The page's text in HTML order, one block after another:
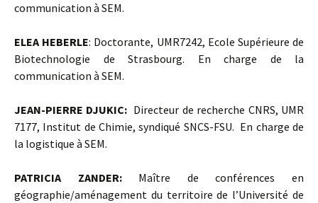
communication à SEM.
ELEA HEBERLE: Doctorante, UMR7242, Ecole Supérieure de
Biotechnologie de Strasbourg. En charge de la
communication à SEM.
JEAN-PIERRE DJUKIC: Directeur de recherche CNRS, UMR
7177, Institut de Chimie, syndiqué SNCS-FSU. En charge de
la logistique à SEM.
PATRICIA ZANDER: Maître de conférences en
géographie/aménagement du territoire de l’Université de